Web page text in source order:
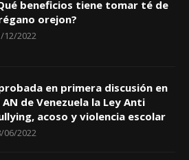
beneficios tiene tomar té de
orejon?
12/2022
en primera discusión en
AN de Venezuela la Ley Anti
acoso y violencia escolar
06/2022